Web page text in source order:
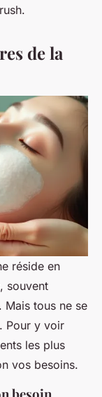
.
de la
réside en
souvent
Mais tous ne se
Pour y voir
les plus
vos besoins.